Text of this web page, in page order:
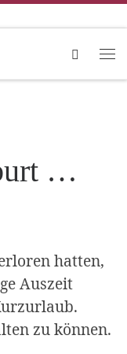
Search
…
hatten,
Auszeit
zu können.